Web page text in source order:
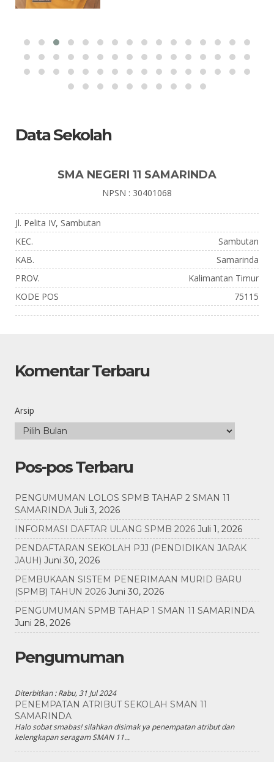
Data Sekolah
SMA NEGERI 11 SAMARINDA
NPSN : 30401068
Jl. Pelita IV, Sambutan
KEC.
Sambutan
KAB.
Samarinda
PROV.
Kalimantan Timur
KODE POS
75115
Komentar Terbaru
Arsip
Pos-pos Terbaru
PENGUMUMAN LOLOS SPMB TAHAP 2 SMAN 11
SAMARINDA Juli 3, 2026
INFORMASI DAFTAR ULANG SPMB 2026 Juli 1, 2026
PENDAFTARAN SEKOLAH PJJ (PENDIDIKAN JARAK
JAUH) Juni 30, 2026
PEMBUKAAN SISTEM PENERIMAAN MURID BARU
(SPMB) TAHUN 2026 Juni 30, 2026
PENGUMUMAN SPMB TAHAP 1 SMAN 11 SAMARINDA
Juni 28, 2026
Pengumuman
Diterbitkan :Rabu, 31 Jul 2024
PENEMPATAN ATRIBUT SEKOLAH SMAN 11
SAMARINDA
Halo sobat smabas! silahkan disimak ya penempatan atribut dan
kelengkapan seragam SMAN 11...